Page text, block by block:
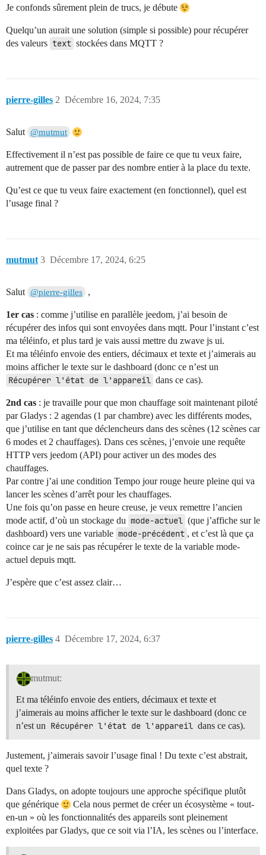
Je confonds sûrement plein de trucs, je débute
Quelqu’un aurait une solution (simple si possible) pour récupérer
des valeurs text stockées dans MQTT ?
pierre-gilles Décembre 16, 2024, 7:35
2
Salut @mutmut
Effectivement il n’est pas possible de faire ce que tu veux faire,
autrement que de passer par des nombre entier à la place du texte.
Qu’est ce que tu veux faire exactement (en fonctionnel), quel est
l’usage final ?
mutmut Décembre 17, 2024, 6:25
3
Salut @pierre-gilles ,
1er cas : comme j’utilise en parallèle jeedom, j’ai besoin de
récupérer des infos qui sont envoyées dans mqtt. Pour l’instant c’est
ma téléinfo, et plus tard je vais aussi mettre du zwave js ui.
Et ma téléinfo envoie des entiers, décimaux et texte et j’aimerais au
moins afficher le texte sur le dashboard (donc ce n’est un
Récupérer l'état de l'appareil dans ce cas).
2nd cas : je travaille pour que mon chauffage soit maintenant piloté
par Gladys : 2 agendas (1 par chambre) avec les différents modes,
que j’utilise en tant que déclencheurs dans des scènes (12 scènes car
6 modes et 2 chauffages). Dans ces scènes, j’envoie une requête
HTTP vers jeedom (API) pour activer un des modes des
chauffages.
Par contre j’ai une condition Tempo jour rouge heure pleine qui va
lancer les scènes d’arrêt pour les chauffages.
Une fois qu’on passe en heure creuse, je veux remettre l’ancien
mode actif, d’où un stockage du mode-actuel (que j’affiche sur le
dashboard) vers une variable mode-précédent , et c’est là que ça
coince car je ne sais pas récupérer le texte de la variable mode-
actuel depuis mqtt.
J’espère que c’est assez clair…
pierre-gilles Décembre 17, 2024, 6:37
4
mutmut:
Et ma téléinfo envoie des entiers, décimaux et texte et
j’aimerais au moins afficher le texte sur le dashboard (donc ce
n’est un Récupérer l'état de l'appareil dans ce cas).
Justement, j’aimerais savoir l’usage final ! Du texte c’est abstrait,
quel texte ?
Dans Gladys, on adopte toujours une approche spécifique plutôt
que générique
Cela nous permet de créer un écosystème « tout-
en-un » où les fonctionnalités des appareils sont pleinement
exploitées par Gladys, que ce soit via l’IA, les scènes ou l’interface.